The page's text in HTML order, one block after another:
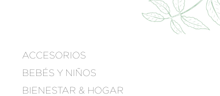
ACCESORIOS
BEBÉS Y NIÑOS
BIENESTAR & HOGAR